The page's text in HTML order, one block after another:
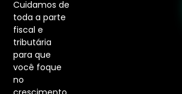
Cuidamos de
toda a parte
fiscal e
tributária
para que
você foque
no